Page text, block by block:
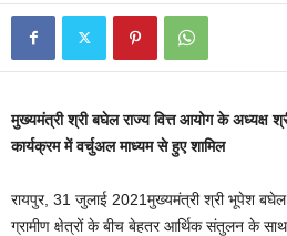
मुख्यमंत्री श्री बघेल राज्य वित्त आयोग के अध्यक्ष
कार्यक्रम में वर्चुअल माध्यम से हुए शामिल
रायपुर, 31 जुलाई 2021मुख्यमंत्री श्री भूपेश
ग्रामीण क्षेत्रों के बीच बेहतर आर्थिक संतुलन के साथ